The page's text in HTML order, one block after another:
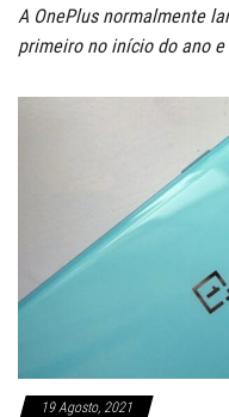
A OnePlus normalmente
primeiro no início do ano
19 Agosto, 2021